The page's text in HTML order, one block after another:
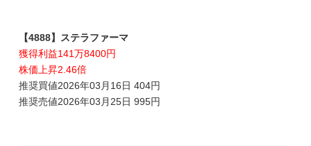
【4888】ステラファーマ
獲得利益141万8400円
株価上昇2.46倍
推奨買値2026年03月16日 404円
推奨売値2026年03月25日 995円